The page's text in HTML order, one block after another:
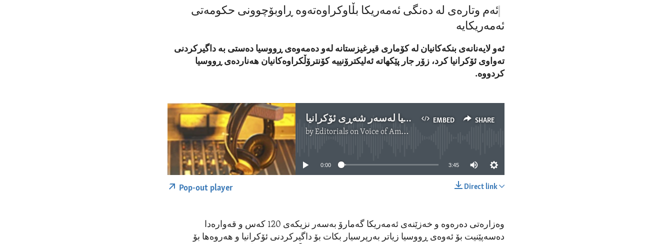
ئەم وتارەی لە دەنگی ئەمەریکا بڵاوکراوەتەوە ڕاوبۆچوونی حکومەتی
ئەمەریکایە
ئەو لایەنانەی بنکەکانیان لە کۆماری قیرغیزستانە لەو دەمەوەی ڕووسیا دەستی بە داگیرکردنی
تەواوی ئۆکرانیا کرد، زۆر جار پێکهاتە ئەلیکترۆنییە کۆنترۆڵکراوەکانیان هەناردەی ڕووسیا
کردووە.
EMBED SHARE سەپاندنی سزای زیاتر بەسەر ڕووسیا لەسەر شەڕی ئۆکرانیا
byEditorials on Voice of America
No media source currently available
0:00 3:45
Direct link
Pop-out player
وەزارەتی دەرەوە و خەزێنەی ئەمەریکا گەمارۆ بەسەر نزیکەی 120 کەس و قەوارەدا
دەسەپێنیت بۆ ئەوەی ڕووسیا زیاتر بەرپرسیار بکات بۆ داگیرکردنی ئۆکرانیا و هەروەها بۆ